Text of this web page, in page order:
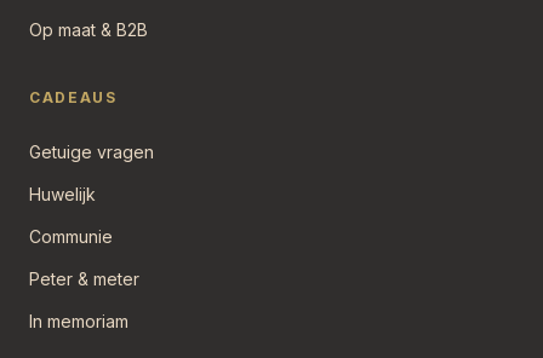
Op maat & B2B
CADEAUS
Getuige vragen
Huwelijk
Communie
Peter & meter
In memoriam